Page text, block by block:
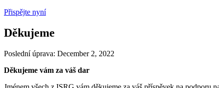
Přispějte nyní
Děkujeme
Poslední úprava: December 2, 2022
Děkujeme vám za váš dar